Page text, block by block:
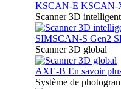
KSCAN-E KSCAN-
Scanner 3D intelligent
SIMSCAN-S Gen2
Scanner 3D global
AXE-B En savoir
Système de